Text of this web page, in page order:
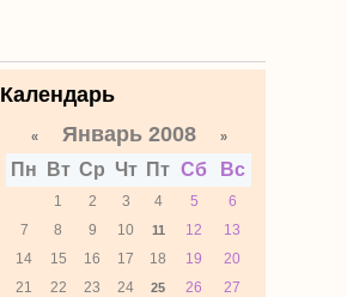
Календарь
«Январь 2008 »
Пн Вт Ср Чт Пт Сб Вс
1 2 3 4 5
6
7
8 9 10 11 12
13
14
15 16 17 18 19
20
21
22 23 24 25 26 27